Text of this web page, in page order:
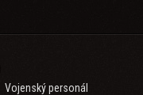
Vojenský personál